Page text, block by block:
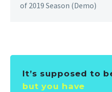
of 2019 Season (Demo)
It’s supposed to
but you have